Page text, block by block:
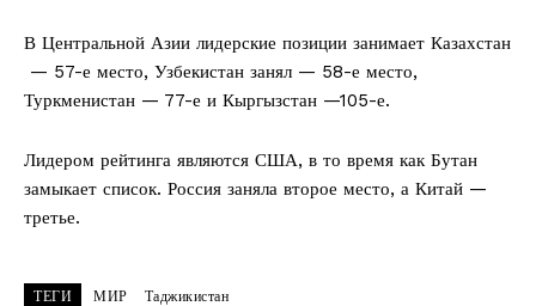
В Центральной Азии лидерские позиции занимает Казахстан
— 57-е место, Узбекистан занял — 58-е место,
Туркменистан — 77-е и Кыргызстан —105-е.
Лидером рейтинга являются США, в то время как Бутан
замыкает список. Россия заняла второе место, а Китай —
третье.
ТЕГИ МИР Таджикистан